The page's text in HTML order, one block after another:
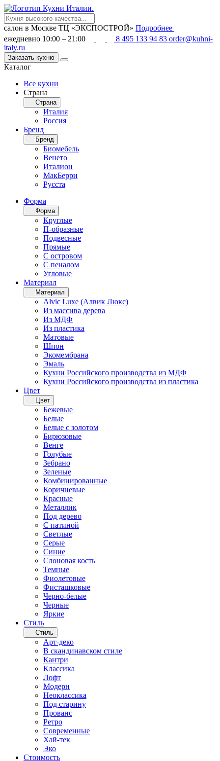
салон в Москве ТЦ «ЭКСПОСТРОЙ» Подробнее
ежедневно 10:00 – 21:00
8 495 133 94 83 order@kuhni-
italy.ru
Заказать кухню
Каталог
Все кухни
Страна
Страна
Италия
Россия
Бренд
Бренд
Биомебель
Венето
Италион
МакБерри
Русста
Форма
Форма
Круглые
П-образные
Подвесные
Прямые
С островом
С пеналом
Угловые
Материал
Материал
Alvic Luxe (Алвик Люкс)
Из массива дерева
Из МДФ
Из пластика
Матовые
Шпон
Экомембрана
Эмаль
Кухни Российского производства из МДФ
Кухни Российского производства из пластика
Цвет
Цвет
Бежевые
Белые
Белые с золотом
Бирюзовые
Венге
Голубые
Зебрано
Зеленые
Комбинированные
Коричневые
Красные
Металлик
Под дерево
С патиной
Светлые
Серые
Синие
Слоновая кость
Темные
Фиолетовые
Фисташковые
Черно-белые
Черные
Яркие
Стиль
Стиль
Арт-деко
В скандинавском стиле
Кантри
Классика
Лофт
Модерн
Неоклассика
Под старину
Прованс
Ретро
Современные
Хай-тек
Эко
Стоимость